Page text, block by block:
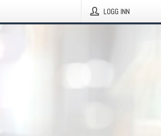
LOGG INN